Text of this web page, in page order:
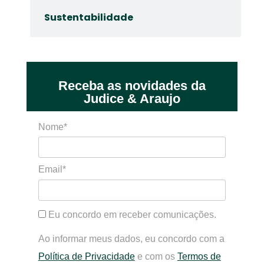
Sustentabilidade
Receba as novidades da
Judice & Araujo
Nome*
Email*
Eu concordo em receber comunicações.
Ao informar meus dados, eu concordo com a
Política de Privacidadee com os Termos de